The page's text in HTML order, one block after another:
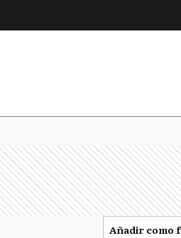
Añadir como